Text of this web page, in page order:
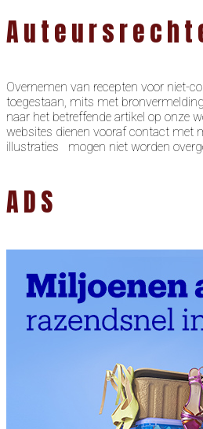
Overnemen van recepten voor niet-
toegestaan, mits met
naar het betreffende artikel op onze
websites dienen vooraf contact met
illustraties mogen niet worden
ADS